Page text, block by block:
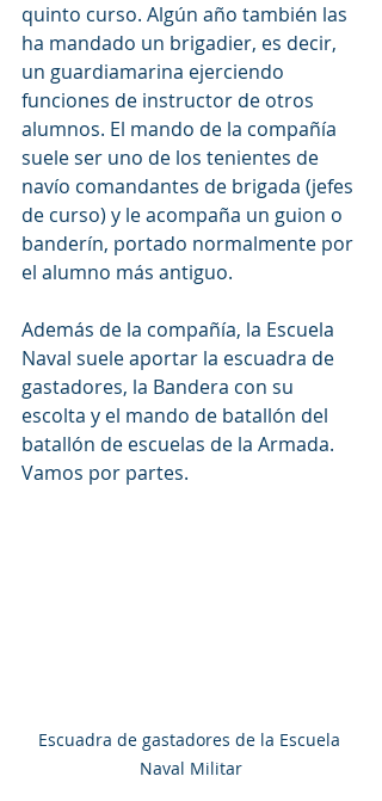
quinto curso. Algún año también las
ha mandado un brigadier, es decir,
un guardiamarina ejerciendo
funciones de instructor de otros
alumnos. El mando de la compañía
suele ser uno de los tenientes de
navío comandantes de brigada (jefes
de curso) y le acompaña un guion o
banderín, portado normalmente por
el alumno más antiguo.
Además de la compañía, la Escuela
Naval suele aportar la escuadra de
gastadores, la Bandera con su
escolta y el mando de batallón del
batallón de escuelas de la Armada.
Vamos por partes.
Escuadra de gastadores de la Escuela
Naval Militar